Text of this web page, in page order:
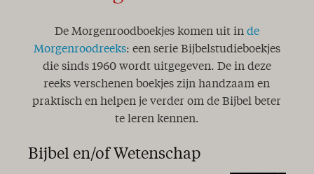
Uit het hart
Van hemelvaart naar wederkomst
De samengestelde Namen van de HEERE
De richteren
LEVEND WATER
DAGboek - kort én krachtig
Belangrijke toespraken in de Bijbel
WAT IS WIJSHEID?
De Morgenroodboekjes komen uit in de
Morgenroodreeks: een serie Bijbelstudieboekjes
die sinds 1960 wordt uitgegeven. De in deze
reeks verschenen boekjes zijn handzaam en
praktisch en helpen je verder om de Bijbel beter
te leren kennen.
Bijbel en/of Wetenschap